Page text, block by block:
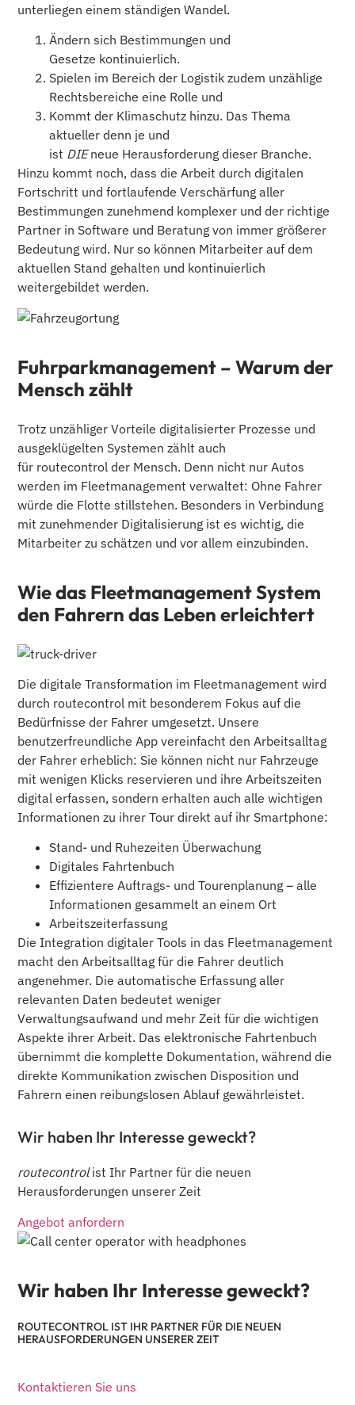
unterliegen einem ständigen Wandel.
Ändern sich Bestimmungen und
Gesetze kontinuierlich.
Spielen im Bereich der Logistik zudem unzählige
Rechtsbereiche eine Rolle und
Kommt der Klimaschutz hinzu. Das Thema
aktueller denn je und
ist DIEneue Herausforderung dieser Branche.
Hinzu kommt noch, dass die Arbeit durch digitalen
Fortschritt und fortlaufende Verschärfung aller
Bestimmungen zunehmend komplexer und der richtige
Partner in Software und Beratung von immer größerer
Bedeutung wird. Nur so können Mitarbeiter auf dem
aktuellen Stand gehalten und kontinuierlich
weitergebildet werden.
Fuhrparkmanagement – Warum der
Mensch zählt
Trotz unzähliger Vorteile digitalisierter Prozesse und
ausgeklügelten Systemen zählt auch
für routecontrol der Mensch. Denn nicht nur Autos
werden im Fleetmanagement verwaltet: Ohne Fahrer
würde die Flotte stillstehen. Besonders in Verbindung
mit zunehmender Digitalisierung ist es wichtig, die
Mitarbeiter zu schätzen und vor allem einzubinden.
Wie das Fleetmanagement System
den Fahrern das Leben erleichtert
Die digitale Transformation im Fleetmanagement wird
durch routecontrol mit besonderem Fokus auf die
Bedürfnisse der Fahrer umgesetzt. Unsere
benutzerfreundliche App vereinfacht den Arbeitsalltag
der Fahrer erheblich: Sie können nicht nur Fahrzeuge
mit wenigen Klicks reservieren und ihre Arbeitszeiten
digital erfassen, sondern erhalten auch alle wichtigen
Informationen zu ihrer Tour direkt auf ihr Smartphone:
Stand- und Ruhezeiten Überwachung
Digitales Fahrtenbuch
Effizientere Auftrags- und Tourenplanung – alle
Informationen gesammelt an einem Ort
Arbeitszeiterfassung
Die Integration digitaler Tools in das Fleetmanagement
macht den Arbeitsalltag für die Fahrer deutlich
angenehmer. Die automatische Erfassung aller
relevanten Daten bedeutet weniger
Verwaltungsaufwand und mehr Zeit für die wichtigen
Aspekte ihrer Arbeit. Das elektronische Fahrtenbuch
übernimmt die komplette Dokumentation, während die
direkte Kommunikation zwischen Disposition und
Fahrern einen reibungslosen Ablauf gewährleistet.
Wir haben Ihr Interesse geweckt?
routecontrolist Ihr Partner für die neuen
Herausforderungen unserer Zeit
Angebot anfordern
Wir haben Ihr Interesse geweckt?
ROUTECONTROL IST IHR PARTNER FÜR DIE NEUEN
HERAUSFORDERUNGEN UNSERER ZEIT
Kontaktieren Sie uns